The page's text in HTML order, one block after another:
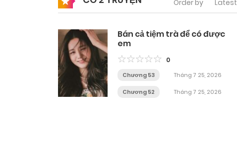
Order by Latest
Bán cả tiệm trà để có được
em
0
Chương 53 Tháng 7 25, 2026
Chương 52 Tháng 7 25, 2026